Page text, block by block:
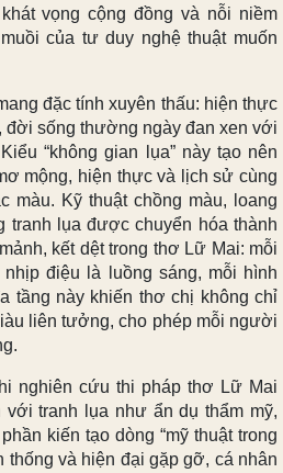
vọng cộng đồng và nỗi niềm
của tư duy nghệ thuật muốn
đặc tính xuyên thấu: hiện thực
đời sống thường ngày đan xen với
“không gian lụa” này tạo nên
mộng, hiện thực và lịch sử cùng
màu. Kỹ thuật chồng màu, loang
tranh lụa được chuyển hóa thành
kết dệt trong thơ Lữ Mai: mỗi
điệu là luồng sáng, mỗi hình
tầng này khiến thơ chị không chỉ
liên tưởng, cho phép mỗi người
nghiên cứu thi pháp thơ Lữ Mai
tranh lụa như ẩn dụ thẩm mỹ,
kiến tạo dòng “mỹ thuật trong
thống và hiện đại gặp gỡ, cá nhân